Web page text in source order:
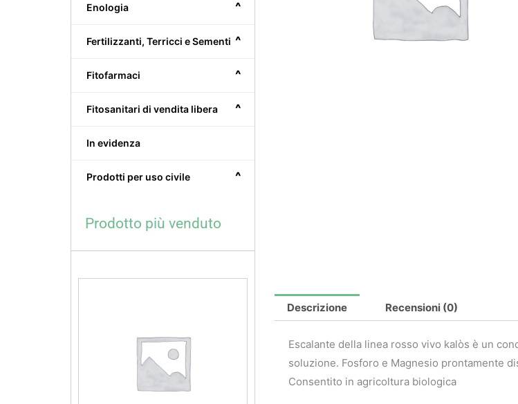
^
Enologia
^
Fertilizzanti, Terricci e Sementi
^
Fitofarmaci
^
Fitosanitari di vendita libera
In evidenza
^
Prodotti per uso civile
Prodotto più venduto
Descrizione Recensioni (0)
Escalante della linea rosso vivo kalòs è un
soluzione. Fosforo e Magnesio prontamente
Consentito in agricoltura biologica